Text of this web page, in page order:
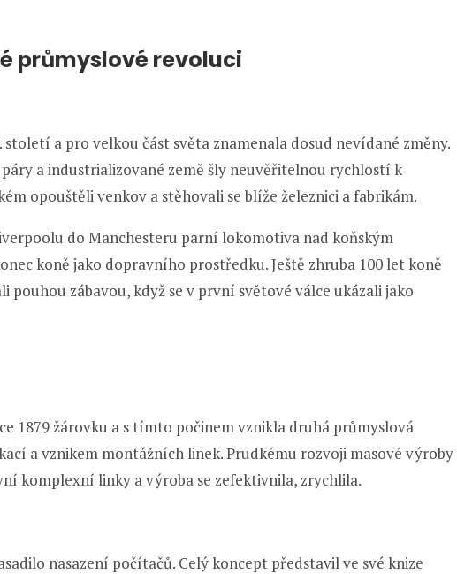
průmyslové revoluci
a pro velkou část světa znamenala dosud nevídané změny.
a industrializované země šly neuvěřitelnou rychlostí k
opouštěli venkov a stěhovali se blíže železnici a fabrikám.
do Manchesteru parní lokomotiva nad koňským
koně jako dopravního prostředku. Ještě zhruba 100 let koně
pouhou zábavou, když se v první světové válce ukázali jako
1879 žárovku a s tímto počinem vznikla druhá průmyslová
a vznikem montážních linek. Prudkému rozvoji masové výroby
komplexní linky a výroba se zefektivnila, zrychlila.
nasazení počítačů. Celý koncept představil ve své knize